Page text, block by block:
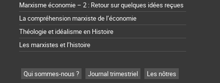
Marxisme économie – 2 : Retour sur quelques idées reçues
La compréhension marxiste de l’économie
Théologie et idéalisme en Histoire
Les marxistes et l’histoire
Qui sommes-nous ? Journal trimestriel
Les nôtres